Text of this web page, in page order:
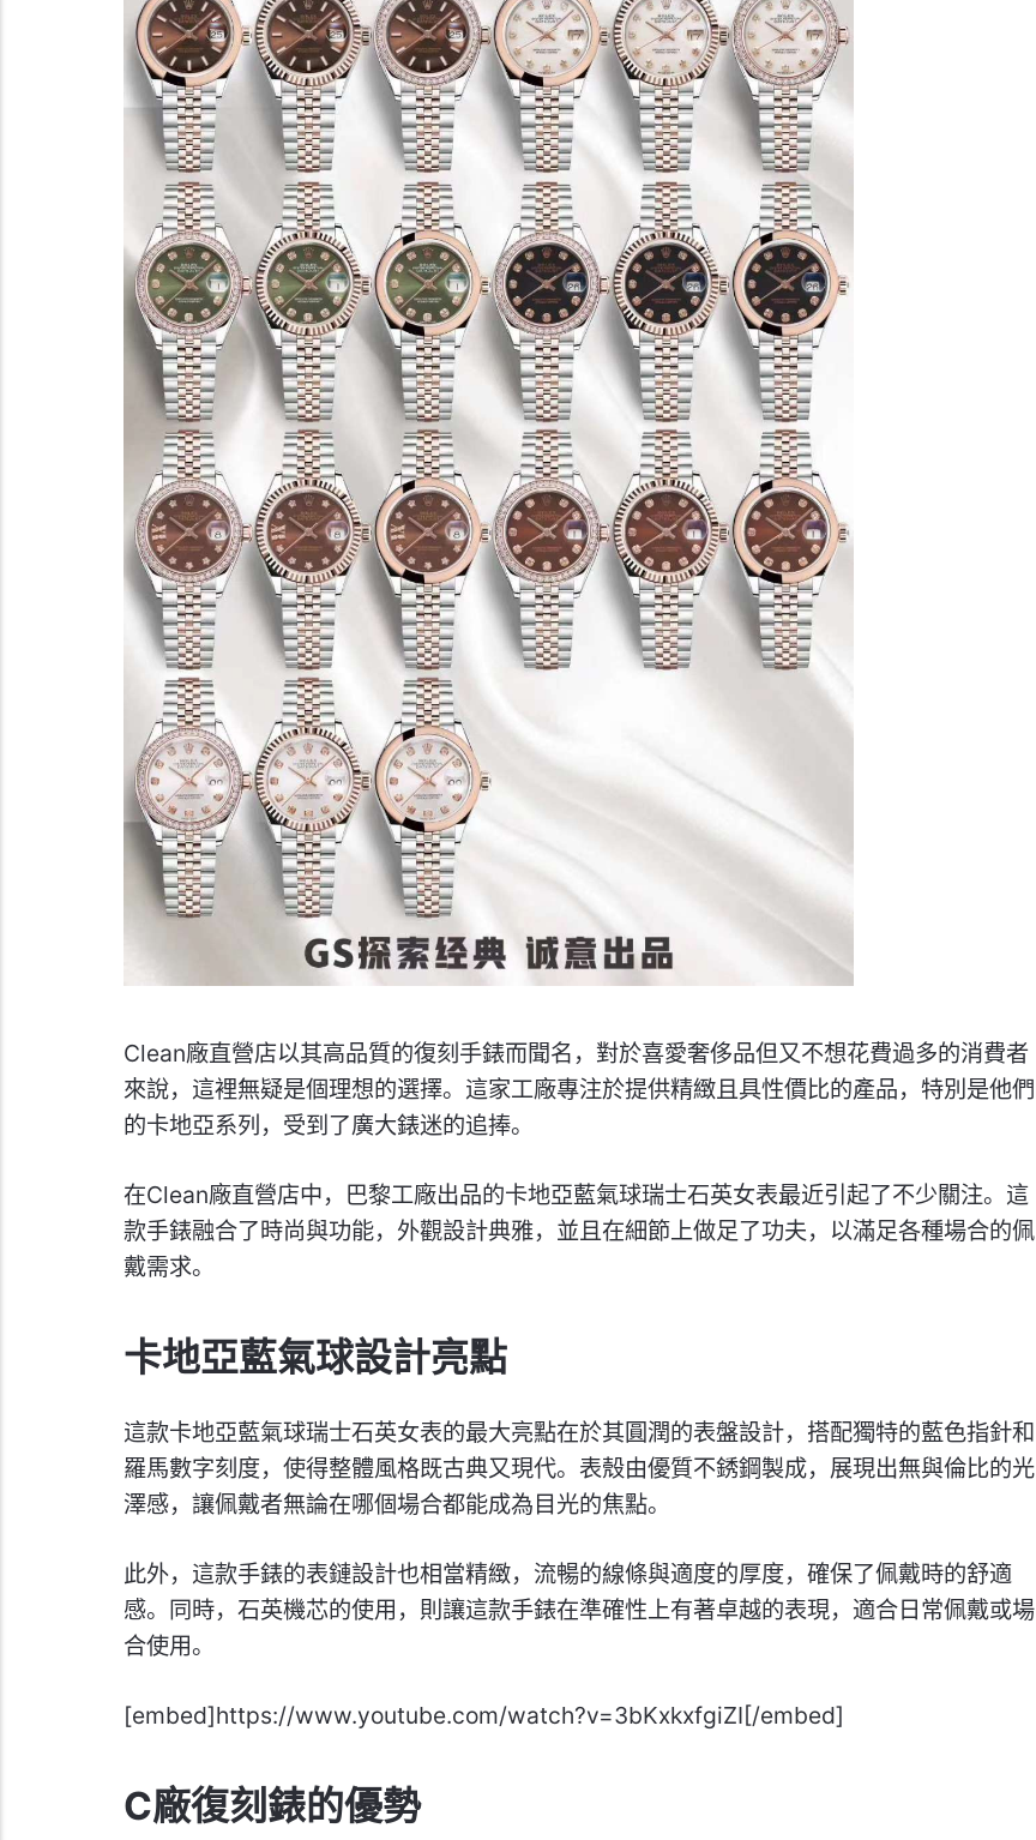
Clean廠直營店以其高品質的復刻手錶而聞名，對於喜愛奢侈品但又不想花費過多的消費者
來說，這裡無疑是個理想的選擇。這家工廠專注於提供精緻且具性價比的產品，特別是他們
的卡地亞系列，受到了廣大錶迷的追捧。
在Clean廠直營店中，巴黎工廠出品的卡地亞藍氣球瑞士石英女表最近引起了不少關注。這
款手錶融合了時尚與功能，外觀設計典雅，並且在細節上做足了功夫，以滿足各種場合的佩
戴需求。
卡地亞藍氣球設計亮點
這款卡地亞藍氣球瑞士石英女表的最大亮點在於其圓潤的表盤設計，搭配獨特的藍色指針和
羅馬數字刻度，使得整體風格既古典又現代。表殼由優質不銹鋼製成，展現出無與倫比的光
澤感，讓佩戴者無論在哪個場合都能成為目光的焦點。
此外，這款手錶的表鏈設計也相當精緻，流暢的線條與適度的厚度，確保了佩戴時的舒適
感。同時，石英機芯的使用，則讓這款手錶在準確性上有著卓越的表現，適合日常佩戴或場
合使用。
[embed]https://www.youtube.com/watch?v=3bKxkxfgiZI[/embed]
C廠復刻錶的優勢